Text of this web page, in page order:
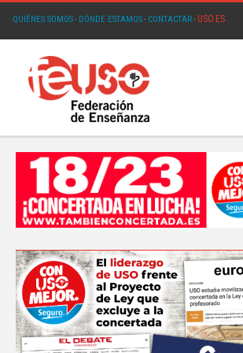
QUIÉNES SOMOS· DÓNDE ESTAMOS· CONTACTAR· USO.ES